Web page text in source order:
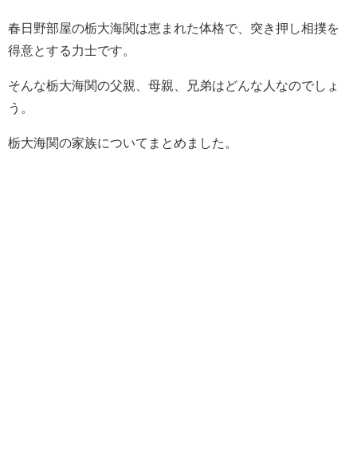
春日野部屋の栃大海関は恵まれた体格で、突き押し相撲を
得意とする力士です。
そんな栃大海関の父親、母親、兄弟はどんな人なのでしょ
う。
栃大海関の家族についてまとめました。